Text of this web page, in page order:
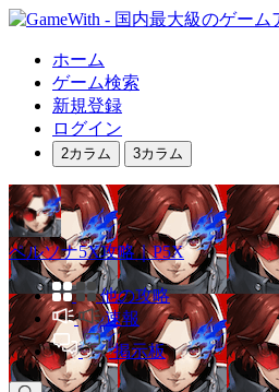
ホーム
ゲーム検索
新規登録
ログイン
2カラム 3カラム
ペルソナ5X攻略｜P5X
他の攻略
速報
掲示板